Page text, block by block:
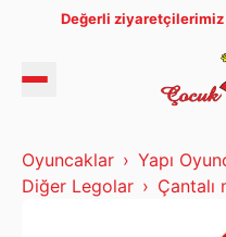
Değerli
Oyuncaklar
Yapı
Diğer Legolar
Çantalı